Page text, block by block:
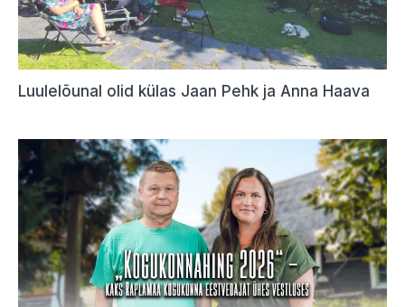
Luulelõunal olid külas Jaan Pehk ja Anna Haava